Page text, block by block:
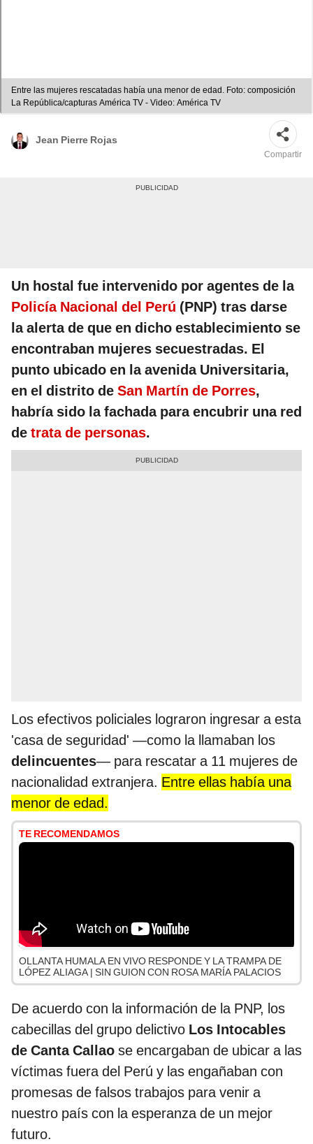
Entre las mujeres rescatadas había una menor de edad. Foto: composición
La República/capturas América TV - Video: América TV
Jean Pierre Rojas
Compartir
Un hostal fue intervenido por agentes de la
Policía Nacional del Perú (PNP) tras darse
la alerta de que en dicho establecimiento se
encontraban mujeres secuestradas. El
punto ubicado en la avenida Universitaria,
en el distrito de San Martín de Porres,
habría sido la fachada para encubrir una red
de trata de personas.
Los efectivos policiales lograron ingresar a esta
'casa de seguridad' —como la llamaban los
delincuentes— para rescatar a 11 mujeres de
nacionalidad extranjera. Entre ellas había una
menor de edad.
TE RECOMENDAMOS
OLLANTA HUMALA EN VIVO RESPONDE Y LA TRAMPA DE
LÓPEZ ALIAGA | SIN GUION CON ROSA MARÍA PALACIOS
De acuerdo con la información de la PNP, los
cabecillas del grupo delictivo Los Intocables
de Canta Callao se encargaban de ubicar a las
víctimas fuera del Perú y las engañaban con
promesas de falsos trabajos para venir a
nuestro país con la esperanza de un mejor
futuro.